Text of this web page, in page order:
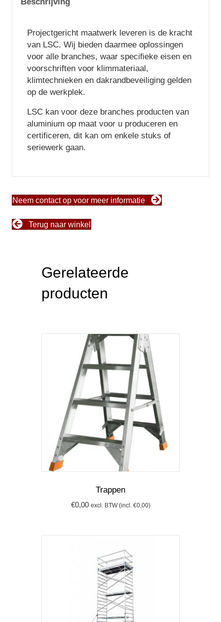
Projectgericht maatwerk leveren is de kracht
van LSC. Wij bieden daarmee oplossingen
voor alle branches, waar specifieke eisen en
voorschriften voor klimmateriaal,
klimtechnieken en dakrandbeveiliging gelden
op de werkplek.
LSC kan voor deze branches producten van
aluminium op maat voor u produceren en
certificeren, dit kan om enkele stuks of
seriewerk gaan.
Neem contact op voor meer informatie
Terug naar winkel
Gerelateerde
producten
Trappen
€0,00 excl. BTW (incl. €0,00)